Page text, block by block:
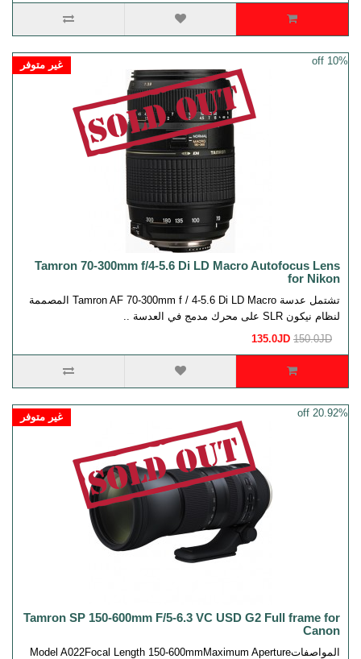
10% off غير متوفر
Tamron 70-300mm f/4-5.6 Di LD Macro Autofocus Lens
for Nikon
تشتمل عدسة Tamron AF 70-300mm f / 4-5.6 Di LD Macro المصممة
لنظام نيكون SLR على محرك مدمج في العدسة ..
135.0JD 150.0JD
20.92% off غير متوفر
Tamron SP 150-600mm F/5-6.3 VC USD G2 Full frame for
Canon
المواصفاتModel A022Focal Length 150-600mmMaximum Aperture